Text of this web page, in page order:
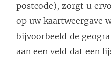
postcode), zorgt u
op uw kaartweergave
bijvoorbeeld de
aan een veld dat een